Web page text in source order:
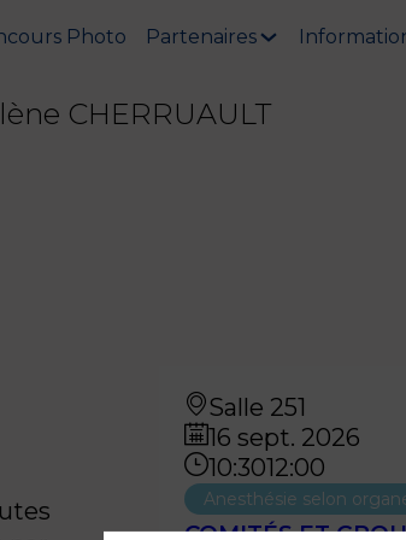
Photo Partenaires
CHERRUAULT
Salle 251
16 sept. 2026
10:3012:00
Anesthésie selon
COMITÉS ET